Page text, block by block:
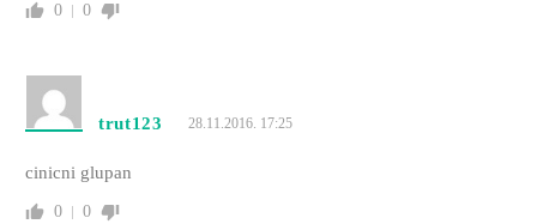
0 0
trut123 28.11.2016. 17:25
cinicni glupan
0 0